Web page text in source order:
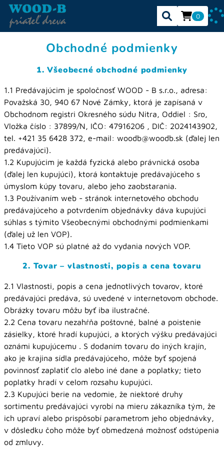
0
Obchodné podmienky
1. Všeobecné obchodné podmienky
1.1 Predávajúcim je spoločnosť WOOD - B s.r.o., adresa:
Považská 30, 940 67 Nové Zámky, ktorá je zapísaná v
Obchodnom registri Okresného súdu Nitra, Oddiel : Sro,
Vložka číslo : 37899/N, IČO: 47916206 , DIČ: 2024143902,
tel. +421 35 6428 372, e-mail: woodb@woodb.sk (ďalej len
predávajúci).
1.2 Kupujúcim je každá fyzická alebo právnická osoba
(ďalej len kupujúci), ktorá kontaktuje predávajúceho s
úmyslom kúpy tovaru, alebo jeho zaobstarania.
1.3 Používaním web - stránok internetového obchodu
predávajúceho a potvrdením objednávky dáva kupujúci
súhlas s týmito Všeobecnými obchodnými podmienkami
(ďalej už len VOP).
1.4 Tieto VOP sú platné až do vydania nových VOP.
2. Tovar – vlastnosti, popis a cena tovaru
2.1 Vlastnosti, popis a cena jednotlivých tovarov, ktoré
predávajúci predáva, sú uvedené v internetovom obchode.
Obrázky tovaru môžu byť iba ilustračné.
2.2 Cena tovaru nezahŕňa poštovné, balné a poistenie
zásielky, ktoré hradí kupujúci, a ktorých výšku predávajúci
oznámi kupujúcemu . S dodaním tovaru do iných krajín,
ako je krajina sídla predávajúceho, môže byť spojená
povinnosť zaplatiť clo alebo iné dane a poplatky; tieto
poplatky hradí v celom rozsahu kupujúci.
2.3 Kupujúci berie na vedomie, že niektoré druhy
sortimentu predávajúci vyrobí na mieru zákazníka tým, že
ich upraví alebo prispôsobí parametrom jeho objednávky,
v dôsledku čoho môže byť obmedzená možnosť odstúpenia
od zmluvy.